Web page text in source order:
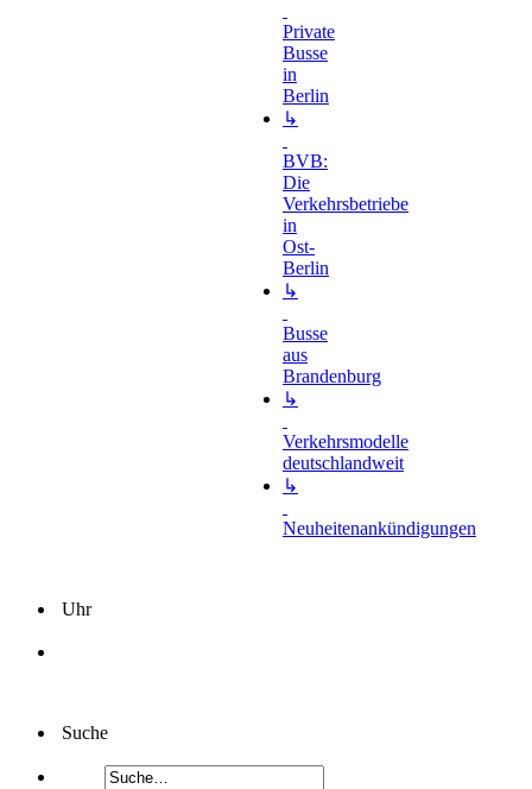
Private
Busse
in
Berlin
↳
BVB:
Die
Verkehrsbetriebe
in
Ost-
Berlin
↳
Busse
aus
Brandenburg
↳
Verkehrsmodelle
deutschlandweit
↳
Neuheitenankündigungen
Uhr
Suche